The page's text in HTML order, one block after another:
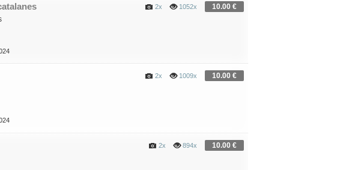
10.00 €
1052x
2x
10.00 €
1009x
2x
10.00 €
894x
2x